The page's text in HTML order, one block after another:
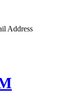
Address